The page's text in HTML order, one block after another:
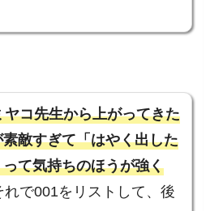
ヤコ先生から上がってきた
敵すぎて「はやく出した
て気持ちのほうが強く
れで001をリストして、後